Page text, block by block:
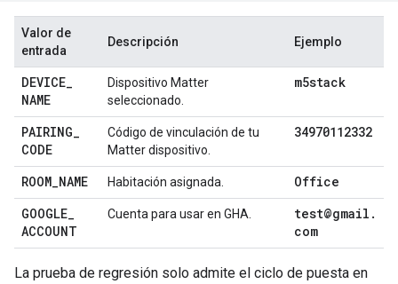
Valor de
entrada
Descripción Ejemplo
DEVICE_
NAME
Dispositivo Matter
seleccionado.
m5stack
PAIRING_
CODE
Código de vinculación de tu
Matterdispositivo.
34970112332
ROOM_NAME Habitación asignada.
Office
GOOGLE_
ACCOUNT
Cuenta para usar en GHA test@gmail .
com
La prueba de regresión solo admite el ciclo de puesta en